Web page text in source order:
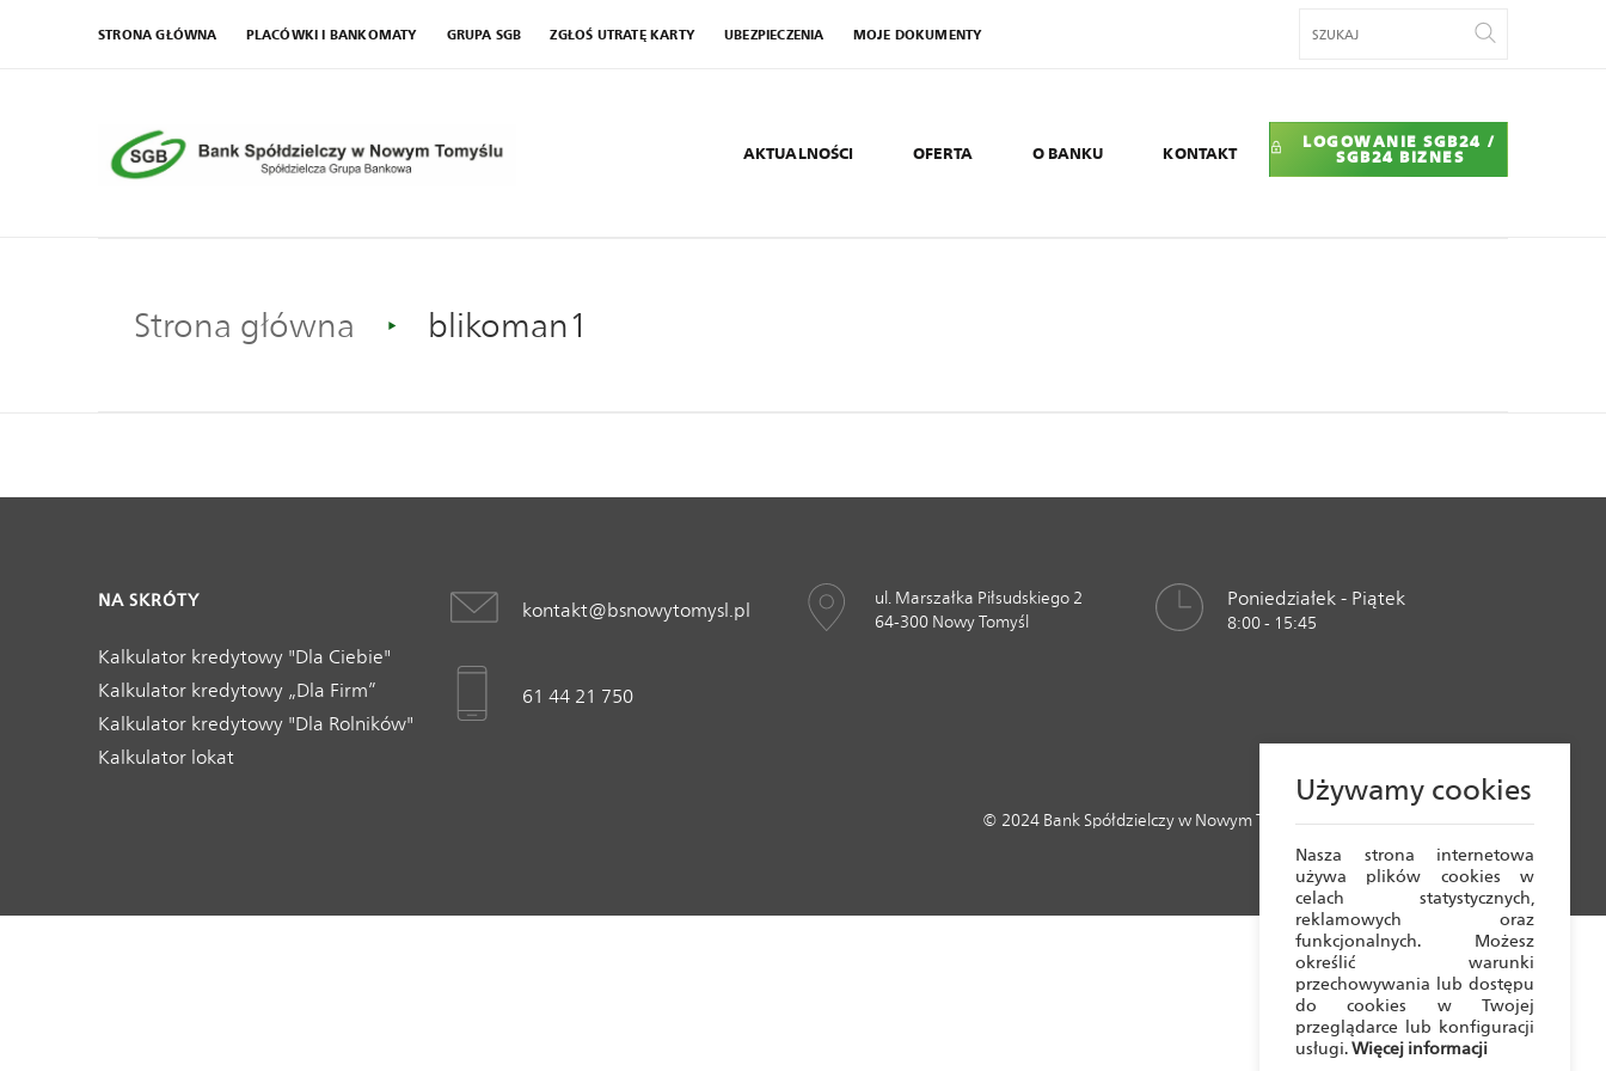
Używamy cookies
Nasza strona internetowa
używa plików cookies w
celach statystycznych,
reklamowych oraz
funkcjonalnych. Możesz
określić warunki
przechowywania lub dostępu
do cookies w Twojej
przeglądarce lub konfiguracji
usługi.Więcej informacji
STRONA GŁÓWNA PLACÓWKI I BANKOMATY GRUPA SGB ZGŁOŚ UTRATĘ KARTY UBEZPIECZENIA MOJE DOKUMENTY
AKTUALNOŚCI OFERTA O BANKU KONTAKT
LOGOWANIE SGB24 /
SGB24 BIZNES
Strona główna blikoman1
NA SKRÓTY
Kalkulator kredytowy "Dla Ciebie"
Kalkulator kredytowy „Dla Firm”
Kalkulator kredytowy "Dla Rolników"
Kalkulator lokat
kontakt@bsnowytomysl.pl
61 44 21 750
ul. Marszałka Piłsudskiego 2
64-300 Nowy Tomyśl
Poniedziałek - Piątek
8:00 - 15:45
© 2024 Bank Spółdzielczy w Nowym Tomyślu Realizacja:Crafton 2023